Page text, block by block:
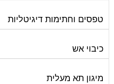
טפסים וחתימות דיגיטליות
כיבוי אש
מיגון תא מעלית